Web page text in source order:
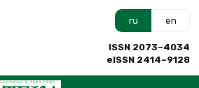
ru en
ISSN 2073–4034
eISSN 2414–9128